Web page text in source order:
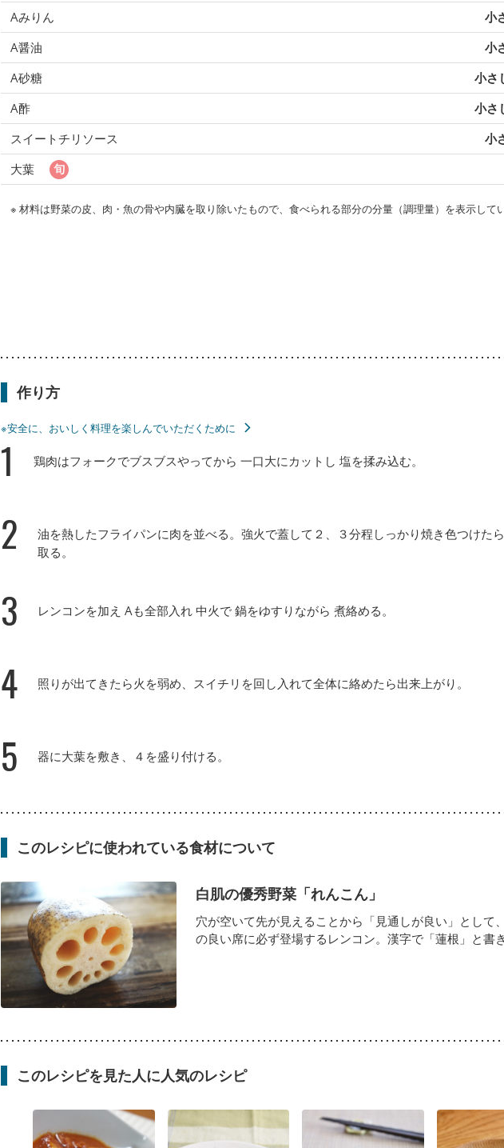
Aみりん
小
A醤油
小
A砂糖
小さ
A酢
小さ
スイートチリソース
小
大葉
※ 材料は野菜の皮、肉・魚の骨や内臓を取り除いたもので、食べられる部分の分量（調理量）を表示してい
作り方
※安全に、おいしく料理を楽しんでいただくために
1 鶏肉はフォークでブスブスやってから 一口大にカットし 塩を揉み込む。
2
油を熱したフライパンに肉を並べる。強火で蓋して２、３分程しっかり焼き色つけた
取る。
3 レンコンを加え Aも全部入れ 中火で 鍋をゆすりながら 煮絡める。
4 照りが出てきたら火を弱め、スイチリを回し入れて全体に絡めたら出来上がり。
5 器に大葉を敷き、４を盛り付ける。
このレシピに使われている食材について
白肌の優秀野菜「れんこん」
穴が空いて先が見えることから「見通しが良い」として
の良い席に必ず登場するレンコン。漢字で「蓮根」と書
このレシピを見た人に人気のレシピ